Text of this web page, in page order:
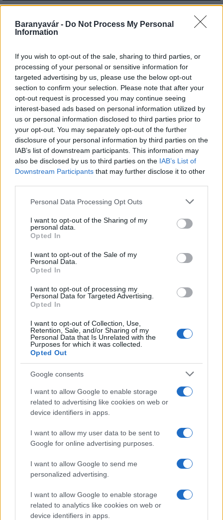
Baranyavár - Do Not Process My Personal
Information
If you wish to opt-out of the sale, sharing to third parties, or
processing of your personal or sensitive information for
targeted advertising by us, please use the below opt-out
section to confirm your selection. Please note that after your
opt-out request is processed you may continue seeing
interest-based ads based on personal information utilized by
us or personal information disclosed to third parties prior to
your opt-out. You may separately opt-out of the further
disclosure of your personal information by third parties on the
IAB’s list of downstream participants. This information may
also be disclosed by us to third parties on the IAB’s List of
Downstream Participants that may further disclose it to other
Please note that this website/app uses one or more Google
not limited to your visit or usage behaviour. You may click to
grant or deny consent to Google and its third-party tags to
use your data for below specified purposes in below Google
consent section.
Personal Data Processing Opt Outs
I want to opt-out of the Sharing of my
personal data.
Opted In
I want to opt-out of the Sale of my
Personal Data.
Opted In
I want to opt-out of processing my
Personal Data for Targeted Advertising.
Opted In
I want to opt-out of Collection, Use,
Retention, Sale, and/or Sharing of my
Personal Data that Is Unrelated with the
Purposes for which it was collected.
Opted Out
Google consents
I want to allow Google to enable storage
related to advertising like cookies on web or
device identifiers in apps.
I want to allow my user data to be sent to
Google for online advertising purposes.
I want to allow Google to send me
personalized advertising.
I want to allow Google to enable storage
related to analytics like cookies on web or
device identifiers in apps.
Név
E-mail cím
Feliratkozom a hírlevélre és elfogadom azadatvédelmi
szabályzatot!
FELIRATKOZÁS
HÍRDETÉS
LEGFRISSEBB
Országos hírek
Helyi hírek
Amire többmillióan vártunk: szombattól
másodfokúra csökken a riasztás
Kecskeméten is szakirányú
továbbképzésekkel erősít a Gál Ferenc
Egyetem
HÍRDETÉS